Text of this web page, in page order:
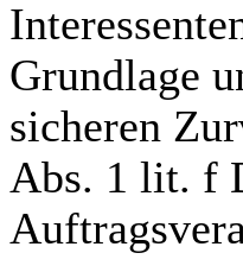
Grundlage
sicheren
Abs. 1 lit. f